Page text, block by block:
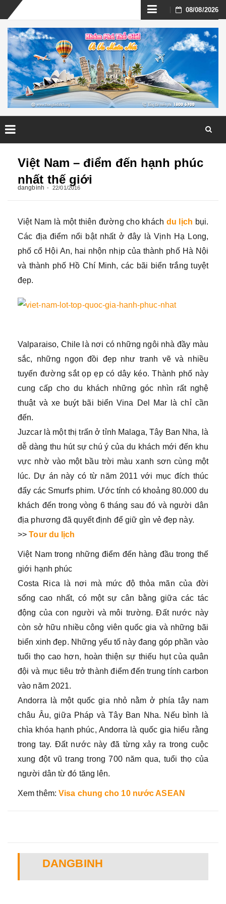
Skip
to
content
08/08/2026
Việt Nam – điểm đến hạnh phúc
nhất thế giới
dangbinh 22/01/2016
Việt Nam là một thiên đường cho khách du lịch bụi.
Các địa điểm nổi bật nhất ở đây là Vịnh Hạ Long,
phố cổ Hội An, hai nhộn nhịp của thành phố Hà Nội
và thành phố Hồ Chí Minh, các bãi biển trắng tuyệt
đẹp.
Valparaiso, Chile là nơi có những ngôi nhà đầy màu
sắc, những ngọn đồi đẹp như tranh vẽ và nhiều
tuyến đường sắt ọp ẹp có dây kéo. Thành phố này
cung cấp cho du khách những góc nhìn rất nghệ
thuật và xe buýt bãi biển Vina Del Mar là chỉ cần
đến.
Juzcar là một thị trấn ở tỉnh Malaga, Tây Ban Nha, là
dễ dàng thu hút sự chú ý của du khách mới đến khu
vực nhờ vào một bầu trời màu xanh sơn cùng một
lúc. Dự án này có từ năm 2011 với mục đích thúc
đẩy các Smurfs phim. Ước tính có khoảng 80.000 du
khách đến trong vòng 6 tháng sau đó và người dân
địa phương đã quyết định để giữ gìn vẻ đẹp này.
>>Tour du lịch
Việt Nam trong những điểm đến hàng đầu trong thế
giới hạnh phúc
Costa Rica là nơi mà mức độ thỏa mãn của đời
sống cao nhất, có một sự cân bằng giữa các tác
động của con người và môi trường. Đất nước này
còn sở hữu nhiều công viên quốc gia và những bãi
biển xinh đẹp. Những yếu tố này đang góp phần vào
tuổi thọ cao hơn, hoàn thiện sự thiếu hụt của quân
đội và mục tiêu trở thành điểm đến trung tính carbon
vào năm 2021.
Andorra là một quốc gia nhỏ nằm ở phía tây nam
châu Âu, giữa Pháp và Tây Ban Nha. Nếu bình là
chìa khóa hạnh phúc, Andorra là quốc gia hiểu rằng
trong tay. Đất nước này đã từng xảy ra trong cuộc
xung đột vũ trang trong 700 năm qua, tuổi thọ của
người dân từ đó tăng lên.
Xem thêm: Visa chung cho 10 nước ASEAN
DANGBINH